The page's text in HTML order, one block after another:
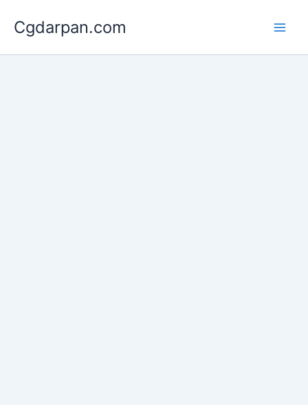
content
Cgdarpan.com